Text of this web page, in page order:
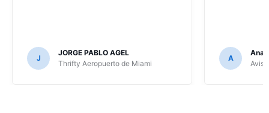
J
JORGE PABLO AGEL
Thrifty Aeropuerto de Miami
A
Ana
Avis